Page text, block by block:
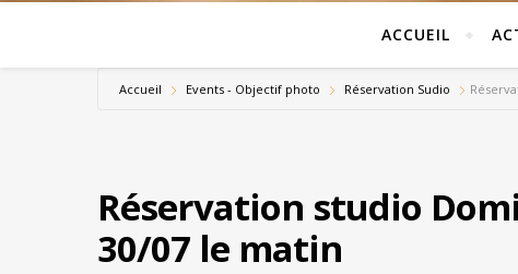
ACCUEIL
Accueil Events - Objectif photo Réservation Sudio
Réservation studio
30/07 le matin